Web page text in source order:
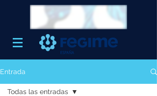
Entrada
Todas las entradas